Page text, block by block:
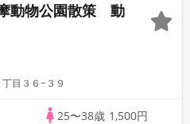
動物公園散策 動
目３６−３９
25〜38歳 1,500円